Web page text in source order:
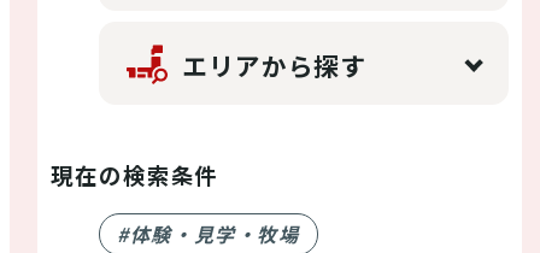
エリアから探す
現在の検索条件
#体験・見学・牧場
注目コンテンツ
PICK UP